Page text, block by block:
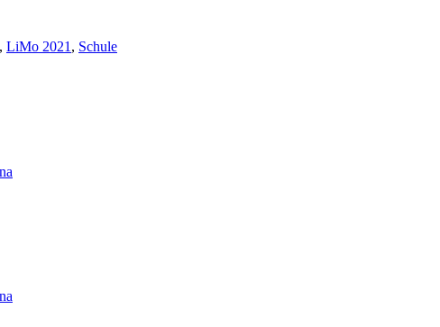
, LiMo 2021 , Schule